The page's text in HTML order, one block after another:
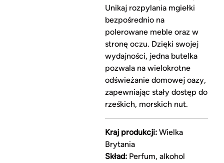
Unikaj rozpylania mgiełki
bezpośrednio na
polerowane meble oraz w
stronę oczu. Dzięki swojej
wydajności, jedna butelka
pozwala na wielokrotne
odświeżanie domowej oazy,
zapewniając stały dostęp do
rześkich, morskich nut.
Kraj produkcji:Wielka
Brytania
Skład:Perfum, alkohol